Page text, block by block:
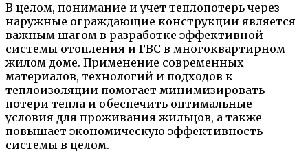
В целом, понимание и учет теплопотерь через
наружные ограждающие конструкции является
важным шагом в разработке эффективной
системы отопления и ГВС в многоквартирном
жилом доме. Применение современных
материалов, технологий и подходов к
теплоизоляции помогает минимизировать
потери тепла и обеспечить оптимальные
условия для проживания жильцов, а также
повышает экономическую эффективность
системы в целом.